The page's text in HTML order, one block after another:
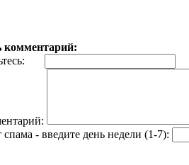
комментарий:
спама - введите день недели (1-7):